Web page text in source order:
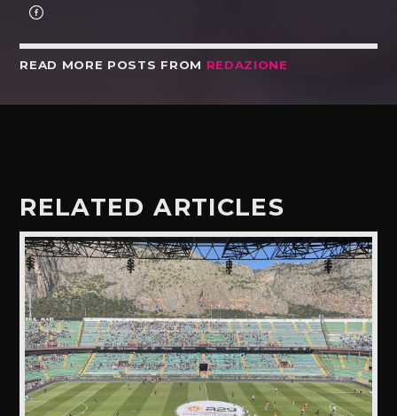
READ MORE POSTS FROM REDAZIONE
RELATED ARTICLES